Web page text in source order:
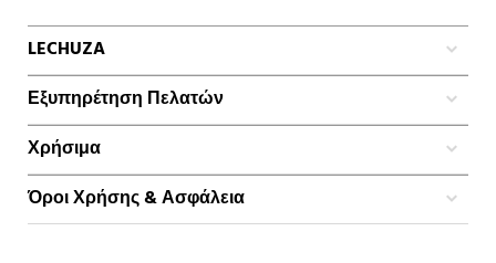
LECHUZA
Εξυπηρέτηση Πελατών
Χρήσιμα
Όροι Χρήσης & Ασφάλεια